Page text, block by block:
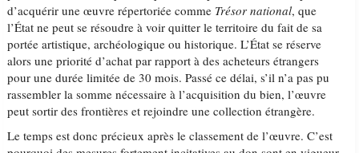
d’acquérir une œuvre répertoriée comme Trésor national, que
l’État ne peut se résoudre à voir quitter le territoire du fait de sa
portée artistique, archéologique ou historique. L’État se réserve
alors une priorité d’achat par rapport à des acheteurs étrangers
pour une durée limitée de 30 mois. Passé ce délai, s’il n’a pas pu
rassembler la somme nécessaire à l’acquisition du bien, l’œuvre
peut sortir des frontières et rejoindre une collection étrangère.
Le temps est donc précieux après le classement de l’œuvre. C’est